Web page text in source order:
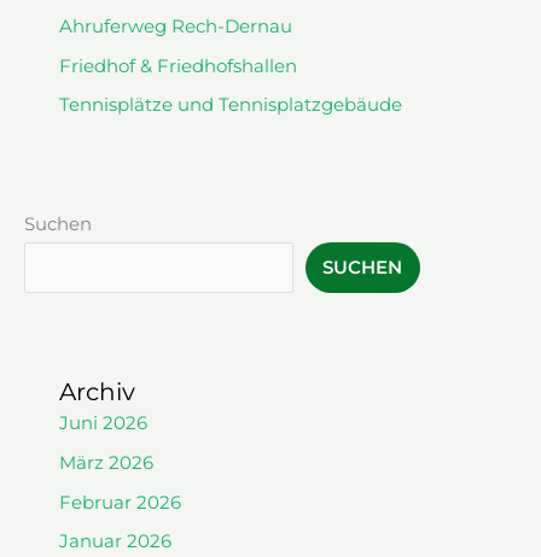
Ahruferweg Rech-Dernau
Friedhof & Friedhofshallen
Tennisplätze und Tennisplatzgebäude
Suchen
SUCHEN
Archiv
Juni 2026
März 2026
Februar 2026
Januar 2026